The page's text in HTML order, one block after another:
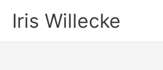
InhaltIris Willecke